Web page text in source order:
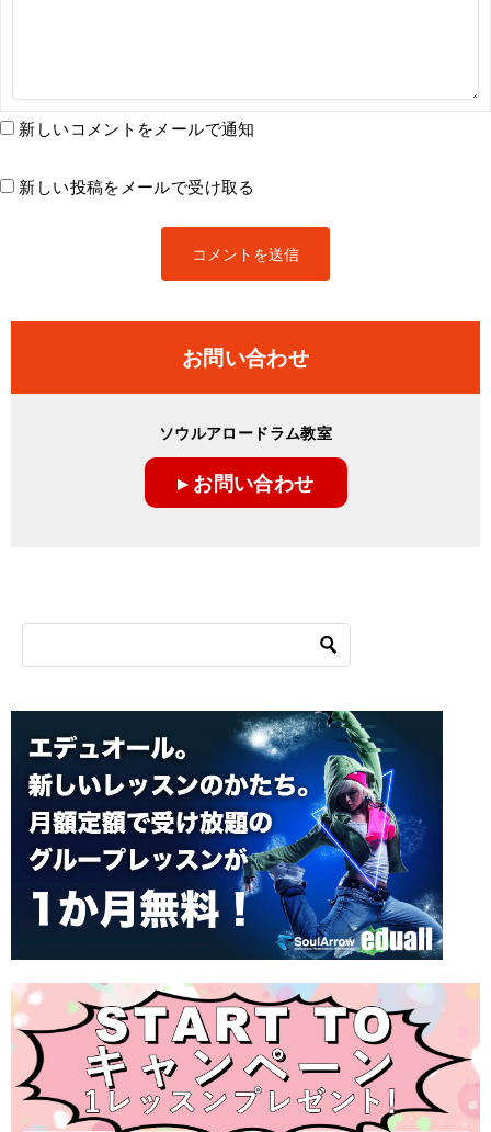
新しいコメントをメールで通知
新しい投稿をメールで受け取る
お問い合わせ
ソウルアロードラム教室
▸ お問い合わせ